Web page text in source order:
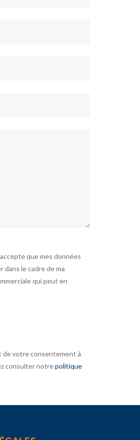
que mes données
le cadre de ma
qui peut en
de votre consentement à
consulter notrepolitique